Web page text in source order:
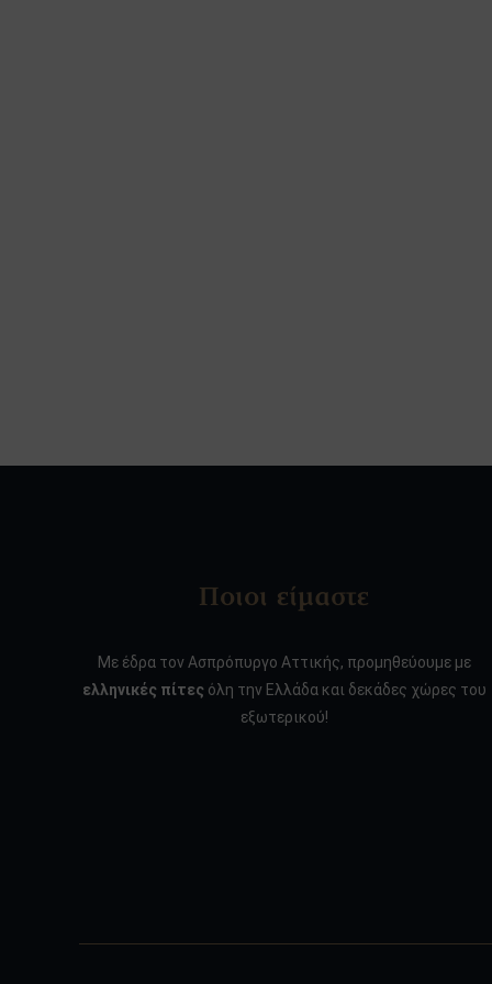
Ποιοι είμαστε
Με έδρα τον Ασπρόπυργο Αττικής, προμηθεύουμε με
ελληνικές πίτεςόλη την Ελλάδα και δεκάδες χώρες του
εξωτερικού!